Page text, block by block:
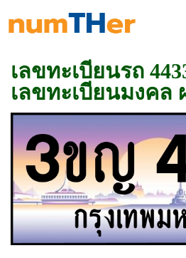
เลขทะเบียนรถ
เลขทะเบียนมงคล